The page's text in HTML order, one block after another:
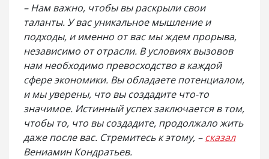
– Нам важно, чтобы вы раскрыли свои
таланты. У вас уникальное мышление и
подходы, и именно от вас мы ждем прорыва,
независимо от отрасли. В условиях вызовов
нам необходимо превосходство в каждой
сфере экономики. Вы обладаете потенциалом,
и мы уверены, что вы создадите что-то
значимое. Истинный успех заключается в том,
чтобы то, что вы создадите, продолжало жить
даже после вас. Стремитесь к этому, –сказал
Вениамин Кондратьев.